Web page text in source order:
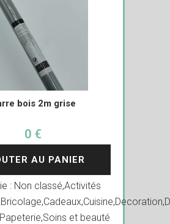
bois 2m grise
0 €
AU PANIER
: Non classé,Activités
Bricolage,Cadeaux,Cuisine,Decoration,
Papeterie,Soins et beauté